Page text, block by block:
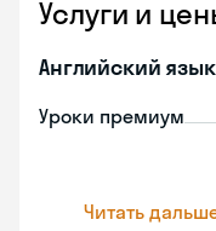
Услуги и
Английский язык
Уроки премиум
Читать